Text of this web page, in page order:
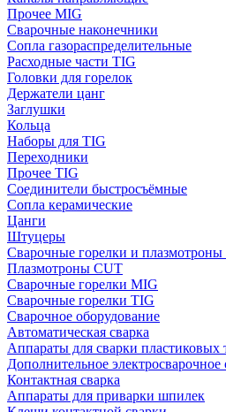
Прочее MIG
Сварочные наконечники
Сопла газораспределительные
Расходные части TIG
Головки для горелок
Держатели цанг
Заглушки
Кольца
Наборы для TIG
Переходники
Прочее TIG
Соединители быстросъёмные
Сопла керамические
Цанги
Штуцеры
Сварочные горелки и
Плазмотроны CUT
Сварочные горелки MIG
Сварочные горелки TIG
Сварочное оборудование
Автоматическая сварка
Аппараты для сварки пластиковых
Дополнительное электросварочное
Контактная сварка
Аппараты для приварки шпилек